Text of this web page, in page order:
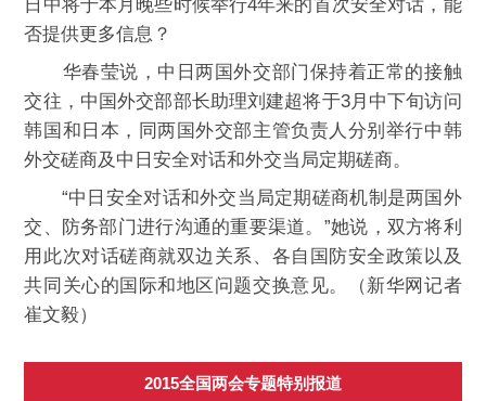
日中将于本月晚些时候举行4年来的首次安全对话，能
否提供更多信息？
华春莹说，中日两国外交部门保持着正常的接触
交往，中国外交部部长助理刘建超将于3月中下旬访问
韩国和日本，同两国外交部主管负责人分别举行中韩
外交磋商及中日安全对话和外交当局定期磋商。
“中日安全对话和外交当局定期磋商机制是两国外
交、防务部门进行沟通的重要渠道。”她说，双方将利
用此次对话磋商就双边关系、各自国防安全政策以及
共同关心的国际和地区问题交换意见。（新华网记者
崔文毅）
2015全国两会专题特别报道